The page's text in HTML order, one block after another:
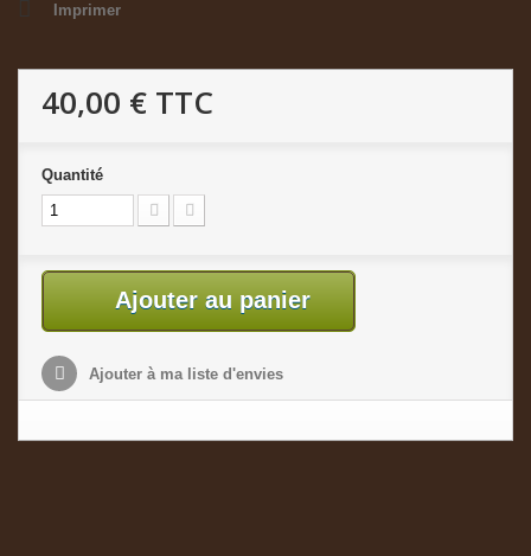
Imprimer
40,00 € TTC
Quantité
Ajouter au panier
Ajouter à ma liste d'envies